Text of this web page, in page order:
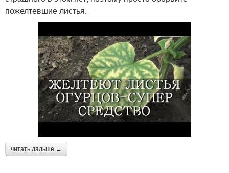
пожелтевшие листья.
читать дальше →